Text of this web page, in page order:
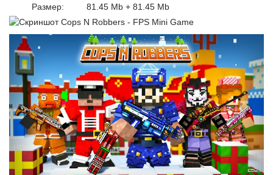
Размер:
81.45 Mb + 81.45 Mb